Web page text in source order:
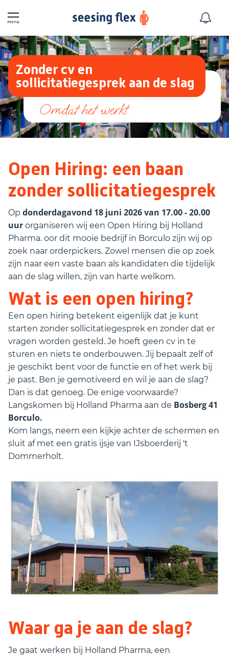
Zonder cv en
sollicitatiegesprek aan de slag
Open Hiring: een baan
zonder sollicitatiegesprek
Op donderdagavond 18 juni 2026van 17.00 - 20.00
uur organiseren wij een Open Hiring bij Holland
Pharma. oor dit mooie bedrijf in Borculo zijn wij op
zoek naar orderpickers. Zowel mensen die op zoek
zijn naar een vaste baan als kandidaten die tijdelijk
aan de slag willen, zijn van harte welkom.
Wat is een open hiring?
Een open hiring betekent eigenlijk dat je kunt
starten zonder sollicitatiegesprek en zonder dat er
vragen worden gesteld. Je hoeft geen cv in te
sturen en niets te onderbouwen. Jij bepaalt zelf of
je geschikt bent voor de functie en of het werk bij
je past. Ben je gemotiveerd en wil je aan de slag?
Dan is dat genoeg. De enige voorwaarde?
Langskomen bij Holland Pharma aan de Bosberg 41
Borculo.
Kom langs, neem een kijkje achter de schermen en
sluit af met een gratis ijsje van IJsboerderij 't
Dommerholt.
Waar ga je aan de slag?
Je gaat werken bij Holland Pharma, een